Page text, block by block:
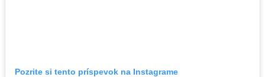
Pozrite si tento príspevok na Instagrame